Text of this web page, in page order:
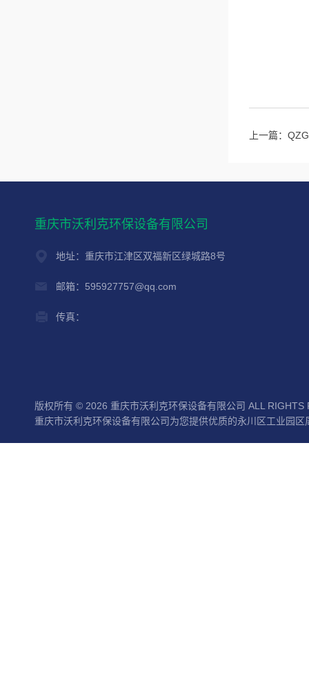
上一篇：
重庆市沃利克环保设备有限公司
地址：重庆市江津区双福新区绿城路8号
邮箱：595927757@qq.com
传真：
版权所有 © 2026 重庆市沃利克环保设备有限公司 ALL RIGHTS
重庆市沃利克环保设备有限公司为您提供优质的永川区工业园